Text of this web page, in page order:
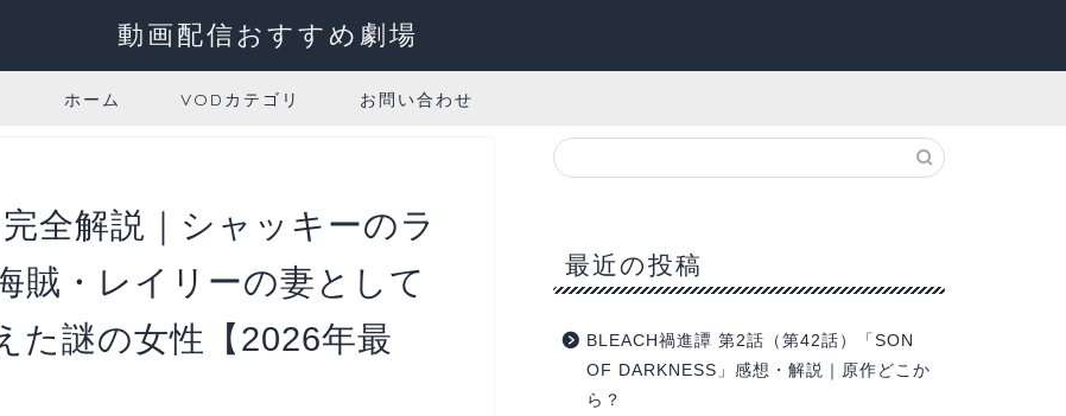
動画配信おすすめ劇場
ホーム VODカテゴリ お問い合わせ
全解説｜シャッキーのラ
賊・レイリーの妻として
た謎の女性【2026年最
最近の投稿
BLEACH禍進譚 第2話（第42話）「SON
OF DARKNESS」感想・解説｜原作どこか
ら？